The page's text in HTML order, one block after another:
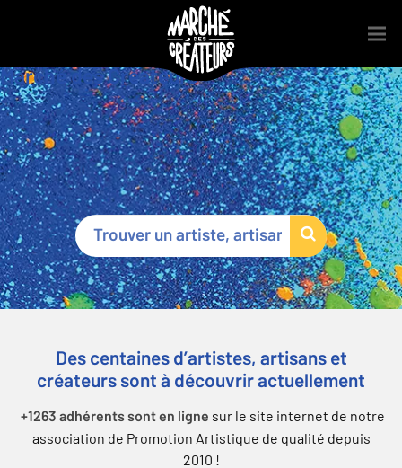
Marché des Créateurs®
Des centaines d’artistes, artisans et
créateurs sont à découvrir actuellement
+1263 adhérents sont en ligne sur le site internet de notre
association de Promotion Artistique de qualité depuis
2010 !